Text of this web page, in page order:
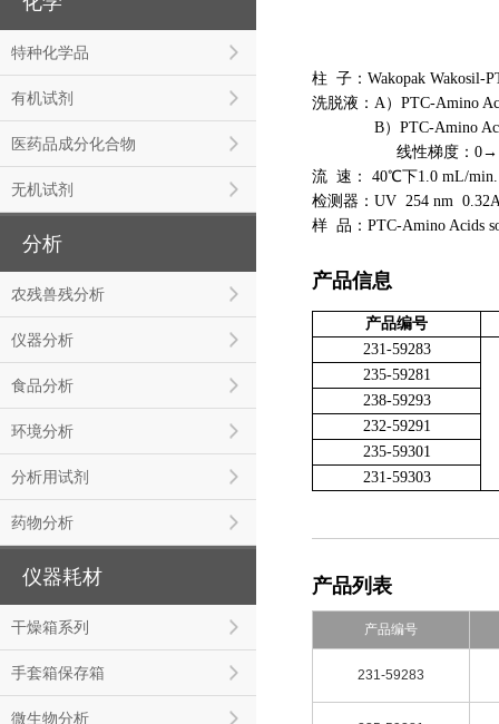
特种化学品
有机试剂
医药品成分化合物
无机试剂
分析
农残兽残分析
仪器分析
食品分析
环境分析
分析用试剂
药物分析
仪器耗材
干燥箱系列
手套箱保存箱
微生物分析
柱 子：Wakopak Wakosil-
洗脱液：A）PTC-Amino
B）PTC-Amino Acids
线性梯度：0→15
流 速： 40℃下1.0
检测器：UV 254 nm
样 品：PTC-Amino Acids
产品信息
产品编号
231-59283
235-59281
238-59293
232-59291
235-59301
231-59303
产品列表
产品编号
231-59283